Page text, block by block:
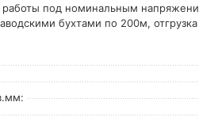
под номинальным
бухтами по 200м,